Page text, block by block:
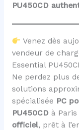
PU450CD
Venez dès
vendeur de
Essential
Ne perdez plus
solutions
spécialisée PC
PU450CDà Paris
officiel, prêt à